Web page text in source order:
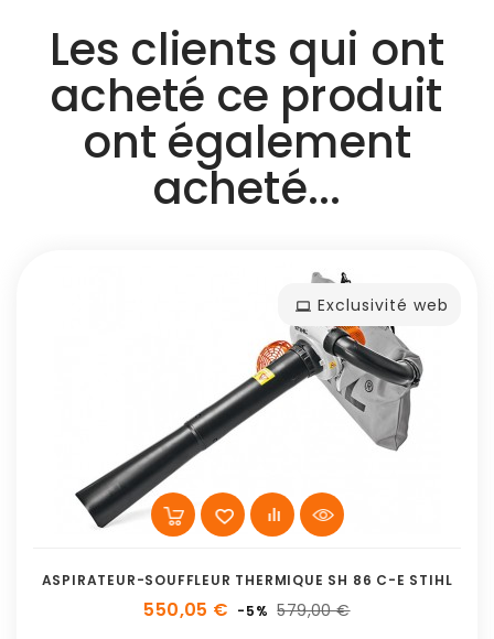
Les clients qui ont
acheté ce produit
ont également
acheté...
Exclusivité web
ASPIRATEUR-SOUFFLEUR THERMIQUE SH 86 C-E STIHL
550,05 € -5% 579,00 €